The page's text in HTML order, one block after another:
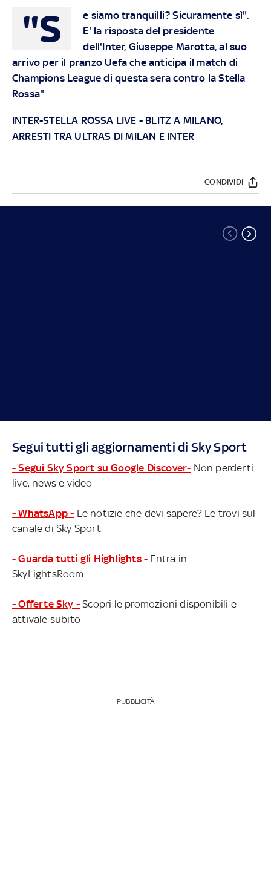
"S
e siamo tranquilli? Sicuramente sì".
E' la risposta del presidente
dell'Inter, Giuseppe Marotta, al suo
arrivo per il pranzo Uefa che anticipa il match di
Champions League di questa sera contro la Stella
Rossa"
INTER-STELLA ROSSA LIVE - BLITZ A MILANO,
ARRESTI TRA ULTRAS DI MILAN E INTER
CONDIVIDI
Segui tutti gli aggiornamenti di Sky Sport
- Segui Sky Sport su Google Discover- Non perderti
live, news e video
- WhatsApp - Le notizie che devi sapere? Le trovi sul
canale di Sky Sport
- Guarda tutti gli Highlights - Entra in
SkyLightsRoom
- Offerte Sky - Scopri le promozioni disponibili e
attivale subito
PUBBLICITÀ